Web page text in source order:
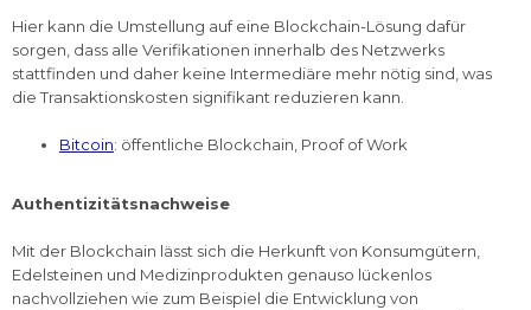
Hier kann die Umstellung auf eine Blockchain-Lösung dafür
sorgen, dass alle Verifikationen innerhalb des Netzwerks
stattfinden und daher keine Intermediäre mehr nötig sind, was
die Transaktionskosten signifikant reduzieren kann.
Bitcoin: öffentliche Blockchain, Proof of Work
Authentizitätsnachweise
Mit der Blockchain lässt sich die Herkunft von Konsumgütern,
Edelsteinen und Medizinprodukten genauso lückenlos
nachvollziehen wie zum Beispiel die Entwicklung von